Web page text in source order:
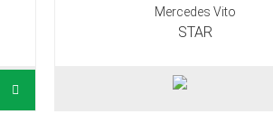
Mercedes Vito
STAR